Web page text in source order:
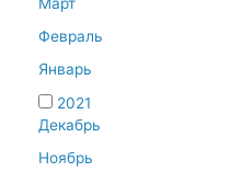
Февраль
Январь
2021
Декабрь
Ноябрь